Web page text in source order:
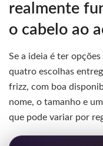
realmente
o cabelo ao
Se a ideia é ter
quatro escolhas
frizz, com boa
nome, o tamanho e
que pode variar por